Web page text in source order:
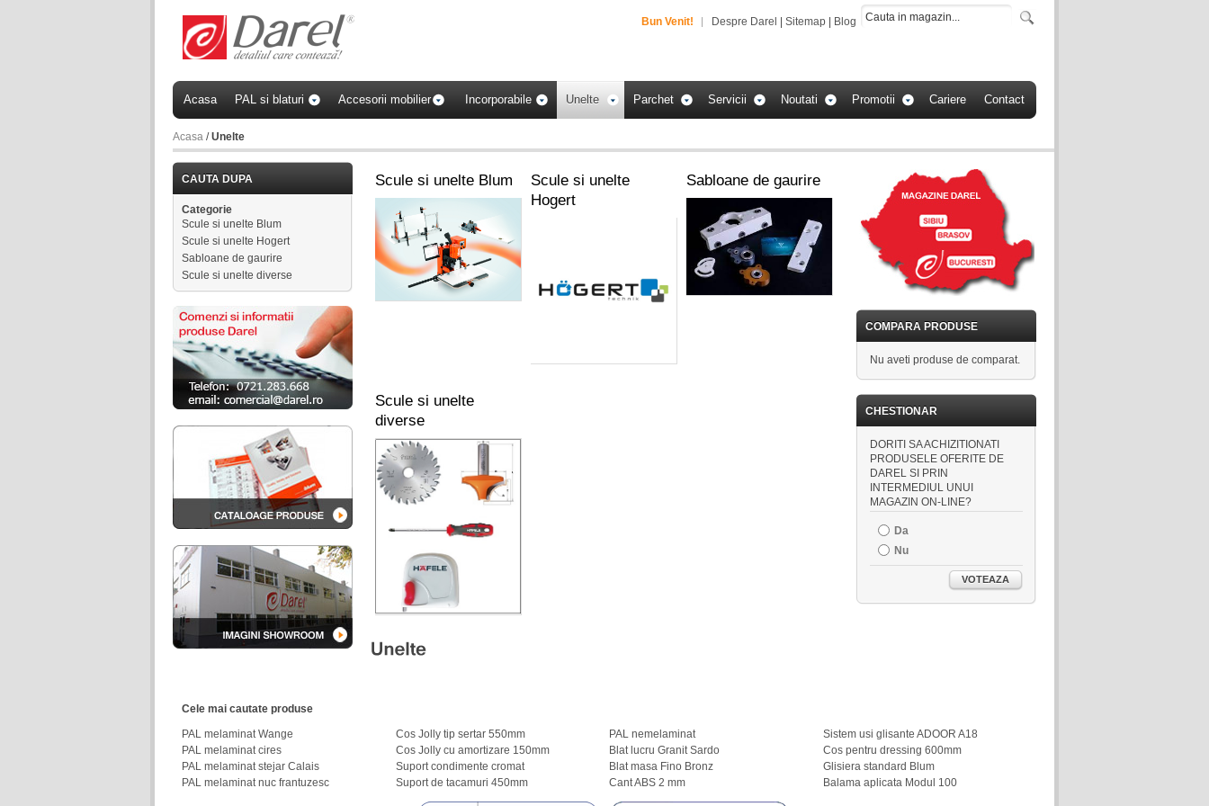
CAUTA DUPA
Categorie
Scule si unelte Blum
Scule si unelte Hogert
Sabloane de gaurire
Scule si unelte diverse
Scule si unelte Blum
Scule si unelte
Hogert
Sabloane de gaurire
Scule si unelte
diverse
COMPARA PRODUSE
Nu aveti produse de comparat.
CHESTIONAR
DORITI SA ACHIZITIONATI
PRODUSELE OFERITE DE
DAREL SI PRIN
INTERMEDIUL UNUI
MAGAZIN ON-LINE?
Da
Nu
VOTEAZA
Bun Venit! Despre Darel Sitemap Blog
Acasa PAL si blaturi Accesorii mobilier Incorporabile Unelte Parchet Servicii Noutati Promotii Cariere Contact
Acasa /Unelte
Cele mai cautate produse
PAL melaminat Wange
Cos Jolly tip sertar 550mm PAL nemelaminat
Sistem usi glisante ADOOR A18
PAL melaminat cires
Cos Jolly cu amortizare 150mm Blat lucru Granit Sardo
Cos pentru dressing 600mm
PAL melaminat stejar Calais
Suport condimente cromat Blat masa Fino Bronz
Glisiera standard Blum
PAL melaminat nuc frantuzesc
Suport de tacamuri 450mm Cant ABS 2 mm Balama aplicata Modul 100